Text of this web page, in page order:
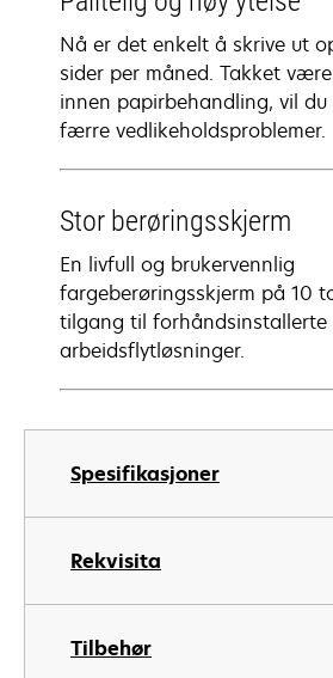
Spesifikasjoner
Rekvisita
Tilbehør
Nå er det enkelt å skrive ut
sider per måned. Takket
innen papirbehandling, vil
færre vedlikeholdsproblemer.
Stor berøringsskjerm
En livfull og brukervennlig
fargeberøringsskjerm på 10
tilgang til forhåndsinstallerte
arbeidsflytløsninger.